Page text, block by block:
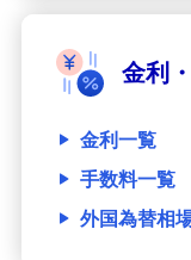
金利
金利一覧
手数料一覧
外国為替相